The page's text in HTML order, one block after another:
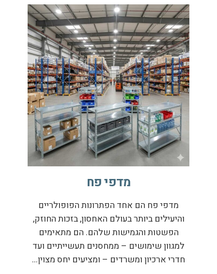
מדפי פח
מדפי פח הם אחד הפתרונות הפופולריים
והיעילים ביותר בעולם האחסון, בזכות החוזק,
הפשטות והגמישות שלהם. הם מתאימים
למגוון שימושים – ממחסנים תעשייתיים ועד
חדרי ארכיון ומשרדים – ומציעים יחס מצוין…